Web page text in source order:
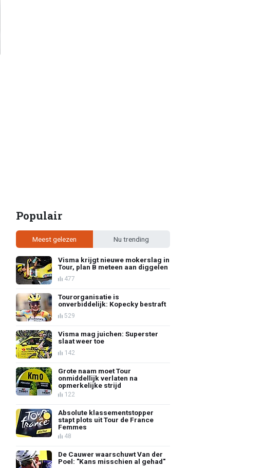
Populair
Meest gelezen Nu trending
Visma krijgt nieuwe mokerslag in
Tour, plan B meteen aan diggelen
477
Tourorganisatie is
onverbiddelijk: Kopecky bestraft
529
Visma mag juichen: Superster
slaat weer toe
142
Grote naam moet Tour
onmiddellijk verlaten na
opmerkelijke strijd
122
Absolute klassementstopper
stapt plots uit Tour de France
Femmes
48
De Cauwer waarschuwt Van der
Poel: "Kans misschien al gehad"